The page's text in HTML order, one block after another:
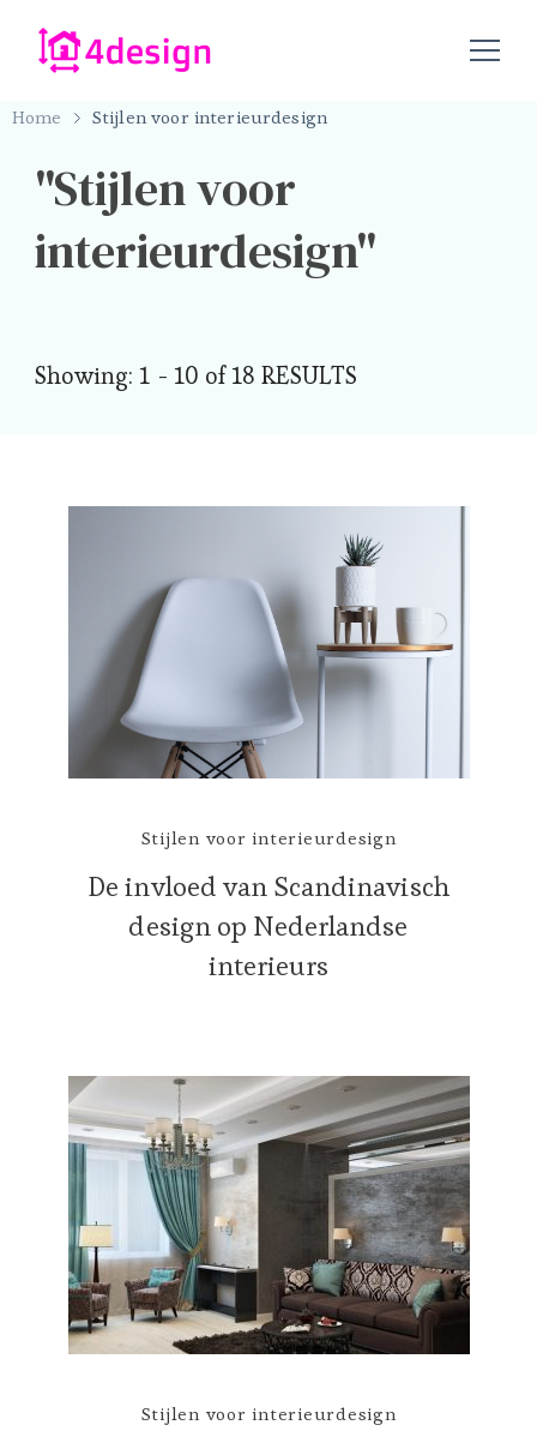
4design.nu
Home Stijlen voor interieurdesign
Stijlen voor
interieurdesign
Showing: 1 - 10 of 18 RESULTS
Stijlen voor interieurdesign
De invloed van Scandinavisch
design op Nederlandse
interieurs
Stijlen voor interieurdesign